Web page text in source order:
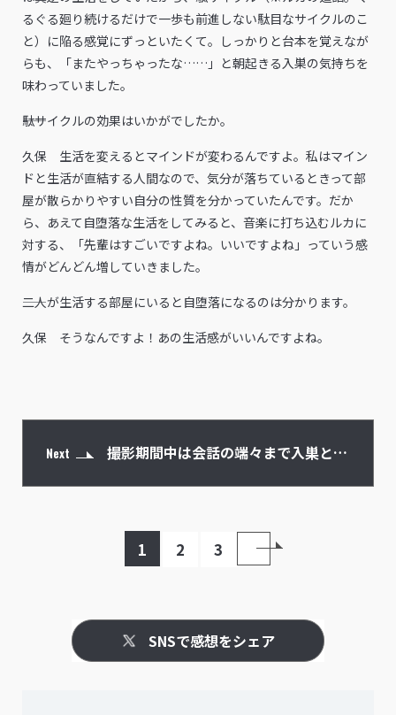
るぐる廻り続けるだけで一歩も前進しない駄目なサイクルのこ
と）に陥る感覚にずっといたくて。しっかりと台本を覚えなが
らも、「またやっちゃったな……」と朝起きる入巣の気持ちを
味わっていました。
――駄サイクルの効果はいかがでしたか。
久保 生活を変えるとマインドが変わるんですよ。私はマイン
ドと生活が直結する人間なので、気分が落ちているときって部
屋が散らかりやすい自分の性質を分かっていたんです。だか
ら、あえて自堕落な生活をしてみると、音楽に打ち込むルカに
対する、「先輩はすごいですよね。いいですよね」っていう感
情がどんどん増していきました。
――二人が生活する部屋にいると自堕落になるのは分かります。
久保 そうなんですよ！あの生活感がいいんですよね。
Next 撮影期間中は会話の端々まで入巣とル
1 2 3
SNSで感想をシェア